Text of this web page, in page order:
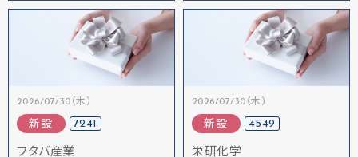
2026/07/30（木）
新設 7241
フタバ産業
2026/07/30（木）
新設 4549
栄研化学